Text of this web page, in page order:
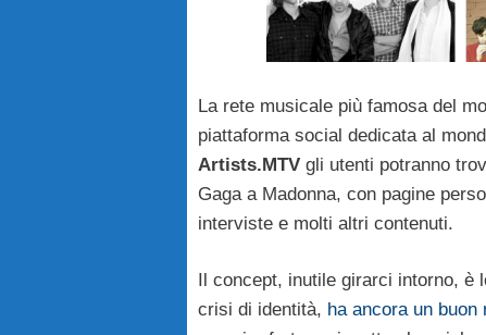
La rete musicale più famosa del
piattaforma social dedicata al
Artists.MTV gli utenti potranno
Gaga a Madonna, con pagine
interviste e molti altri contenuti.
Il concept, inutile girarci intorno,
crisi di identità, ha ancora un